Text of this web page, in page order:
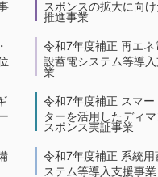
スポンスの拡大に向
推進事業
令和7年度補正 再エネ
設蓄電システム等導
業
令和7年度補正 スマー
ターを活用したディ
スポンス実証事業
令和7年度補正 系統用
ステム等導入支援事業